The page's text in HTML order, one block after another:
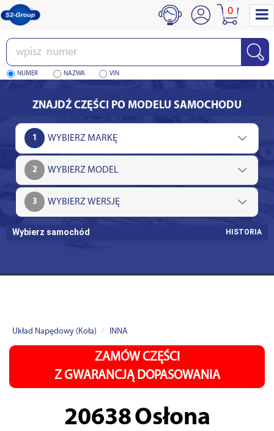
Wpisz
numer
NUMER NAZWA VIN
0
ZNAJDŹ CZĘŚCI PO MODELU SAMOCHODU
1
2
3
Wybierz samochód HISTORIA
Układ Napędowy (Koła) INNA
ZAMÓW CZĘŚCI
Z GWARANCJĄ DOPASOWANIA
20638Osłona